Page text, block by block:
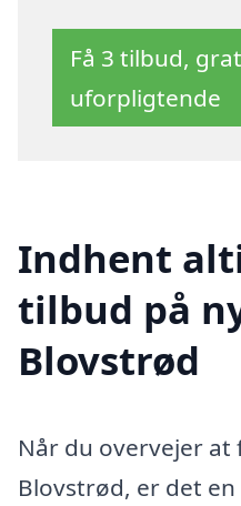
Få 3 tilbud,
uforpligtende
Indhent
tilbud på
Blovstrød
Når du overvejer at
Blovstrød, er det